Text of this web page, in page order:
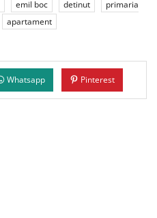
emil boc detinut
primaria
apartament
Whatsapp Pinterest